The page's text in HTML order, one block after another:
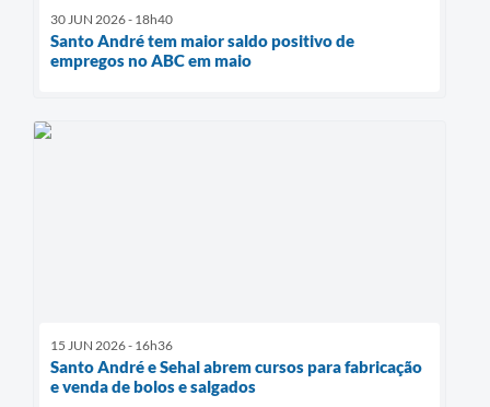
30 JUN 2026 - 18h40
Santo André tem maior saldo positivo de
empregos no ABC em maio
15 JUN 2026 - 16h36
Santo André e Sehal abrem cursos para fabricação
e venda de bolos e salgados